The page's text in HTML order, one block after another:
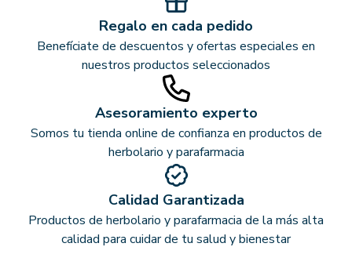
Regalo en cada pedido
Benefíciate de descuentos y ofertas especiales en
nuestros productos seleccionados
Asesoramiento experto
Somos tu tienda online de confianza en productos de
herbolario y parafarmacia
Calidad Garantizada
Productos de herbolario y parafarmacia de la más alta
calidad para cuidar de tu salud y bienestar